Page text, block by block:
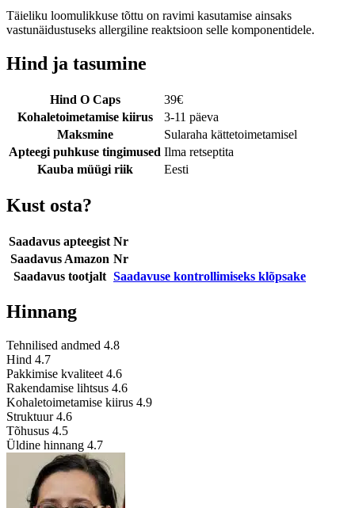
Täieliku loomulikkuse tõttu on ravimi kasutamise ainsaks
vastunäidustuseks allergiline reaktsioon selle komponentidele.
Hind ja tasumine
Hind O Caps 39€
Kohaletoimetamise kiirus
3-11 päeva
Maksmine
Sularaha kättetoimetamisel
Apteegi puhkuse tingimused Ilma retseptita
Kauba müügi riik
Eesti
Kust osta?
Saadavus apteegist Nr
Saadavus Amazon Nr
Saadavus tootjalt Saadavuse kontrollimiseks klõpsake
Hinnang
Tehnilised andmed 4.8
Hind 4.7
Pakkimise kvaliteet 4.6
Rakendamise lihtsus 4.6
Kohaletoimetamise kiirus 4.9
Struktuur 4.6
Tõhusus 4.5
Üldine hinnang 4.7